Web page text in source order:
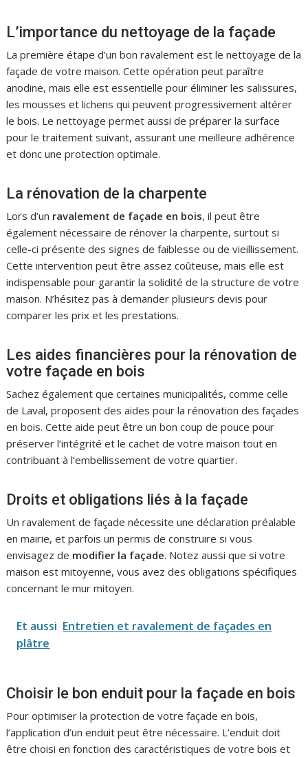
L’importance du nettoyage de la façade
La première étape d’un bon ravalement est le nettoyage de la
façade de votre maison. Cette opération peut paraître
anodine, mais elle est essentielle pour éliminer les salissures,
les mousses et lichens qui peuvent progressivement altérer
le bois. Le nettoyage permet aussi de préparer la surface
pour le traitement suivant, assurant une meilleure adhérence
et donc une protection optimale.
La rénovation de la charpente
Lors d’un ravalement de façade en bois, il peut être
également nécessaire de rénover la charpente, surtout si
celle-ci présente des signes de faiblesse ou de vieillissement.
Cette intervention peut être assez coûteuse, mais elle est
indispensable pour garantir la solidité de la structure de votre
maison. N’hésitez pas à demander plusieurs devis pour
comparer les prix et les prestations.
Les aides financières pour la rénovation de
votre façade en bois
Sachez également que certaines municipalités, comme celle
de Laval, proposent des aides pour la rénovation des façades
en bois. Cette aide peut être un bon coup de pouce pour
préserver l’intégrité et le cachet de votre maison tout en
contribuant à l’embellissement de votre quartier.
Droits et obligations liés à la façade
Un ravalement de façade nécessite une déclaration préalable
en mairie, et parfois un permis de construire si vous
envisagez de modifier la façade. Notez aussi que si votre
maison est mitoyenne, vous avez des obligations spécifiques
concernant le mur mitoyen.
Et aussi Entretien et ravalement de façades en
plâtre
Choisir le bon enduit pour la façade en bois
Pour optimiser la protection de votre façade en bois,
l’application d’un enduit peut être nécessaire. L’enduit doit
être choisi en fonction des caractéristiques de votre bois et